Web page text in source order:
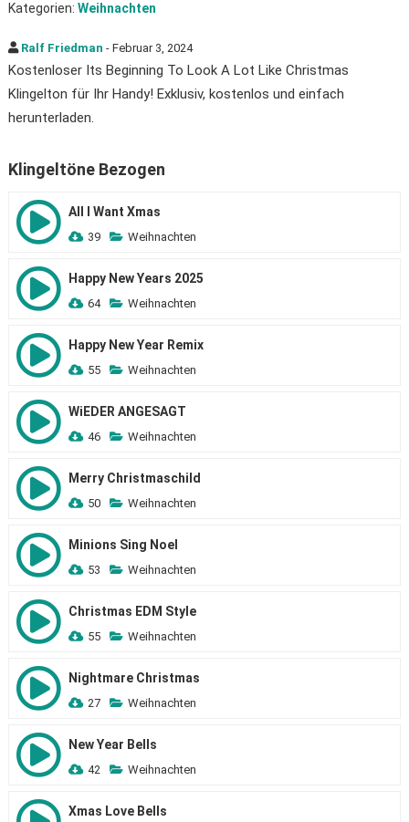
Kategorien: Weihnachten
Ralf Friedman - Februar 3, 2024
Kostenloser Its Beginning To Look A Lot Like Christmas
Klingelton für Ihr Handy! Exklusiv, kostenlos und einfach
herunterladen.
Klingeltöne Bezogen
All I Want Xmas
39 Weihnachten
Happy New Years 2025
64 Weihnachten
Happy New Year Remix
55 Weihnachten
WiEDER ANGESAGT
46 Weihnachten
Merry Christmaschild
50 Weihnachten
Minions Sing Noel
53 Weihnachten
Christmas EDM Style
55 Weihnachten
Nightmare Christmas
27 Weihnachten
New Year Bells
42 Weihnachten
Xmas Love Bells